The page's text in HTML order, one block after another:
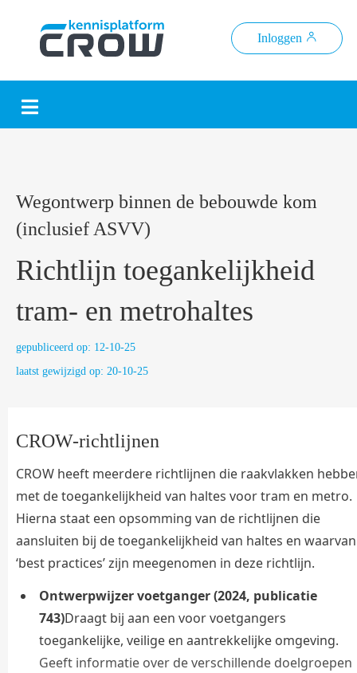
Inloggen
Wegontwerp binnen de bebouwde kom
(inclusief ASVV)
Richtlijn toegankelijkheid
tram- en metrohaltes
gepubliceerd op: 12-10-25
laatst gewijzigd op: 20-10-25
CROW-richtlijnen
CROW heeft meerdere richtlijnen die raakvlakken
met de toegankelijkheid van haltes voor tram en metro.
Hierna staat een opsomming van de richtlijnen die
aansluiten bij de toegankelijkheid van haltes en waarvan
‘best practices’ zijn meegenomen in deze richtlijn.
Ontwerpwijzer voetganger (2024, publicatie
743)Draagt bij aan een voor voetgangers
toegankelijke, veilige en aantrekkelijke omgeving.
Geeft informatie over de verschillende doelgroepen